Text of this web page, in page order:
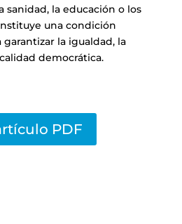
sanidad, la educación o los
una condición
la igualdad, la
democrática.
PDF